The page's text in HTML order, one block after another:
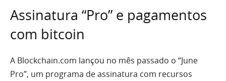
Assinatura “Pro” e pagamentos
com bitcoin
A Blockchain.com lançou no mês passado o “June
Pro”, um programa de assinatura com recursos